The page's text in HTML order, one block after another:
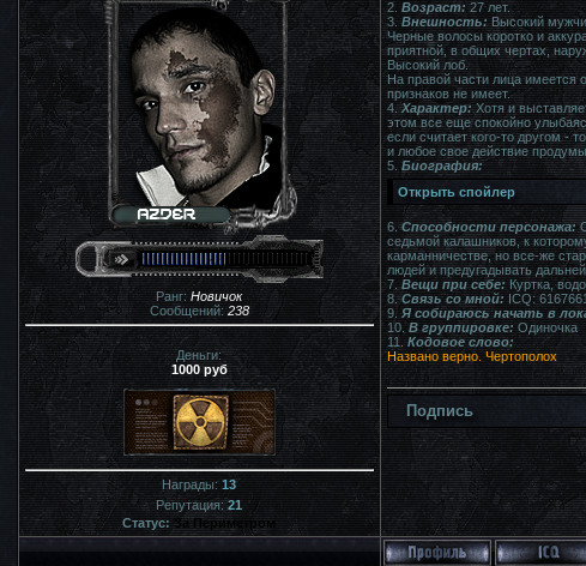
Ранг: Новичок
Сообщений:238
Деньги:
1000 руб
Награды:13
Репутация:21
Статус: За Периметром
2. Возраст:27 лет.
3.Внешность: Высокий
Черные волосы коротко и
приятной, в общих чертах,
Высокий лоб.
На правой части лица имеется
признаков не имеет.
4.Характер:Хотя и
этом все еще спокойно
если считает кого-то другом -
и любое свое действие
5. Биография:
6.Способности персонажа:
седьмой калашников, к
карманничестве, но все-же
людей и предугадывать
7.Вещи при себе: Куртка,
8.Связь со мной: ICQ:
9.Я собираюсь начать в
10.В группировке:Одиночка
11.Кодовое слово:
Названо верно. Чертополох
Подпись